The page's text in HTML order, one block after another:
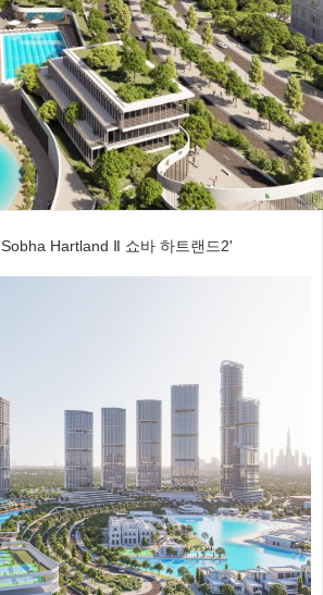
Hartland Ⅱ 쇼바 하트랜드2'